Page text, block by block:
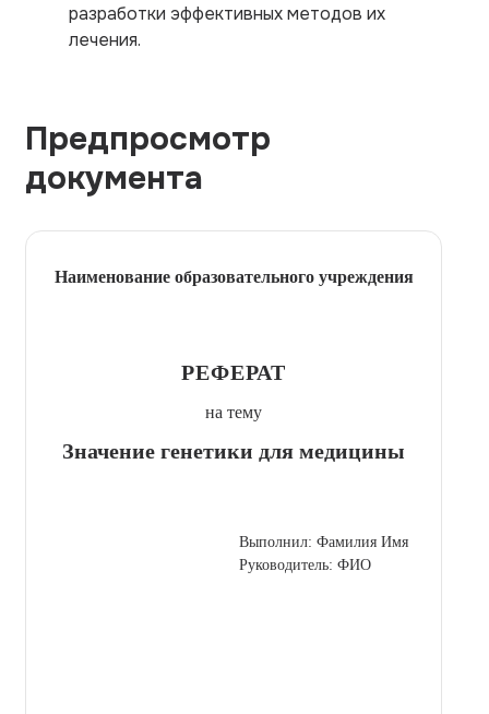
разработки эффективных методов их
лечения.
Предпросмотр
документа
Наименование образовательного учреждения
РЕФЕРАТ
на тему
Значение генетики для медицины
Выполнил: Фамилия Имя
Руководитель: ФИО